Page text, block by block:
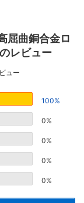
屈曲銅合金ロ
レビュー
ュー
100%
0%
0%
0%
0%